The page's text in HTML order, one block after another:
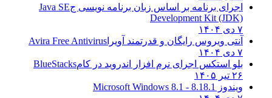
اجرای برنامه بر اساس زبان برنامه نویسی ج Java SE
Development Kit (JDK)
آنتی ویروس رایگان و قدرتمند آویراAvira Free Antivirus
بلو استکس اجرای نرم افزار اندروید در کامBlueStacks
۲۶ تیر ۱۴۰۵
ویندوز 8.18.1 - Microsoft Windows 8.1